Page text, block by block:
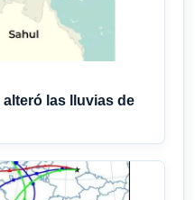
alteró las lluvias de